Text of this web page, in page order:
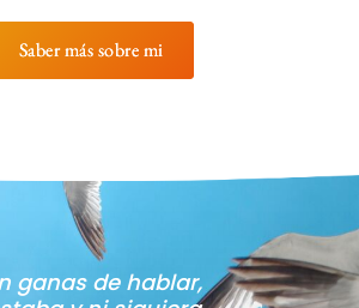
Saber más sobre mi
ganas de hablar,
esto lo vamos a
con la que
por un un
tres años con
años sus manos
Llevo
en mi
en todas
en un
tu alrededor se